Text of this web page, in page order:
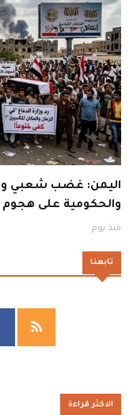
اليمن: غضب شعبي
والحكومية على هجوم
منذ يوم
تابعنا
الاكثر قراءة